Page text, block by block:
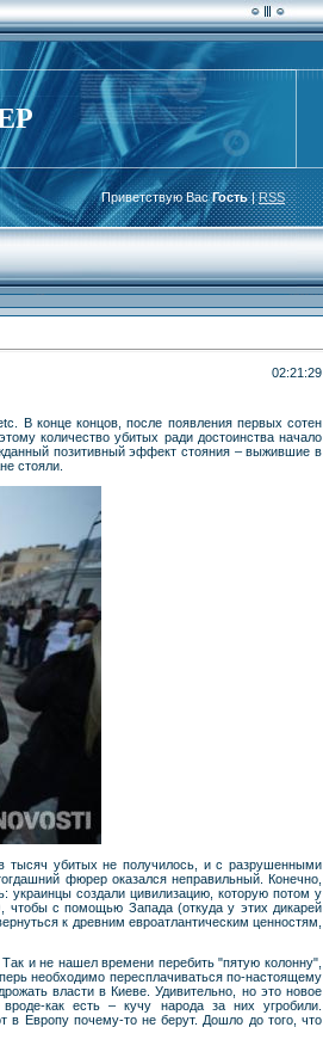
Приветствую ВасГость|RSS
02:21:29
В конце концов, после появления первых сотен
количество убитых ради достоинства начало
позитивный эффект стояния – выжившие в
стояли.
тысяч убитых не получилось, и с разрушенными
фюрер оказался неправильный. Конечно,
украинцы создали цивилизацию, которую потом у
чтобы с помощью Запада (откуда у этих дикарей
к древним евроатлантическим ценностям,
и не нашел времени перебить "пятую колонну",
необходимо пересплачиваться по-настоящему
власти в Киеве. Удивительно, но это новое
как есть – кучу народа за них угробили.
в Европу почему-то не берут. Дошло до того, что